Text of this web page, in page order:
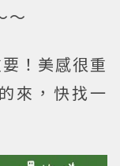
～
！美感很重
來，快找一